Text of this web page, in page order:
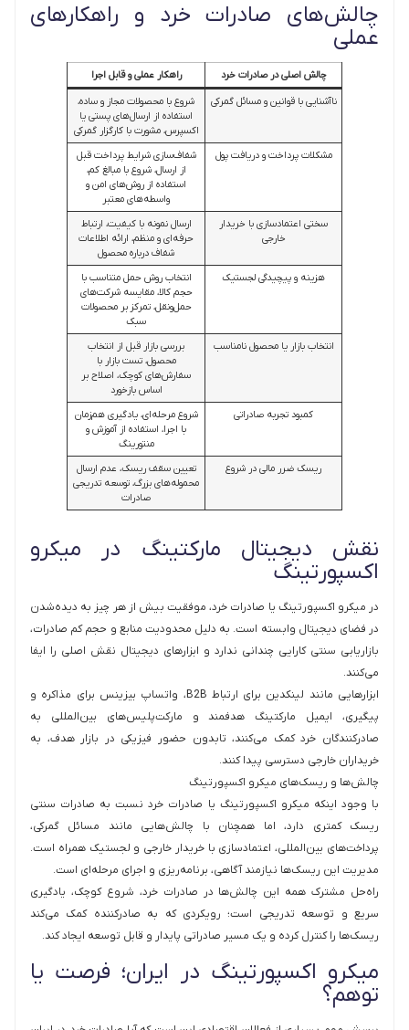
چالش‌های صادرات خرد و راهکارهای
عملی
چالش اصلی در صادرات خرد راهکار عملی و قابل اجرا
ناآشنایی با قوانین و مسائل گمرکی
شروع با محصولات مجاز و ساده،
استفاده از ارسال‌های پستی یا
اکسپرس، مشورت با کارگزار گمرکی
مشکلات پرداخت و دریافت پول
شفاف‌سازی شرایط پرداخت قبل
از ارسال، شروع با مبالغ کم،
استفاده از روش‌های امن و
واسطه‌های معتبر
سختی اعتمادسازی با خریدار
خارجی
ارسال نمونه با کیفیت، ارتباط
حرفه‌ای و منظم، ارائه اطلاعات
شفاف درباره محصول
هزینه و پیچیدگی لجستیک
انتخاب روش حمل متناسب با
حجم کالا، مقایسه شرکت‌های
حمل‌ونقل، تمرکز بر محصولات
سبک
انتخاب بازار یا محصول نامناسب
بررسی بازار قبل از انتخاب
محصول، تست بازار با
سفارش‌های کوچک، اصلاح بر
اساس بازخورد
کمبود تجربه صادراتی
شروع مرحله‌ای، یادگیری هم‌زمان
با اجرا، استفاده از آموزش و
منتورینگ
ریسک ضرر مالی در شروع
تعیین سقف ریسک، عدم ارسال
محموله‌های بزرگ، توسعه تدریجی
صادرات
نقش دیجیتال مارکتینگ در میکرو
اکسپورتینگ
در میکرو اکسپورتینگ یا صادرات خرد، موفقیت بیش از هر چیز به دیده‌شدن
در فضای دیجیتال وابسته است. به دلیل محدودیت منابع و حجم کم صادرات،
بازاریابی سنتی کارایی چندانی ندارد و ابزارهای دیجیتال نقش اصلی را ایفا
می‌کنند.
ابزارهایی مانند لینکدین برای ارتباط B2B، واتساپ بیزینس برای مذاکره و
پیگیری، ایمیل مارکتینگ هدفمند و مارکت‌پلیس‌های بین‌المللی به
صادرکنندگان خرد کمک می‌کنند، تابدون حضور فیزیکی در بازار هدف، به
خریداران خارجی دسترسی پیدا کنند.
چالش‌ها و ریسک‌های میکرو اکسپورتینگ
با وجود اینکه میکرو اکسپورتینگ یا صادرات خرد نسبت به صادرات سنتی
ریسک کمتری دارد، اما همچنان با چالش‌هایی مانند مسائل گمرکی،
پرداخت‌های بین‌المللی، اعتمادسازی با خریدار خارجی و لجستیک همراه است.
مدیریت این ریسک‌ها نیازمند آگاهی، برنامه‌ریزی و اجرای مرحله‌ای است.
راه‌حل مشترک همه این چالش‌ها در صادرات خرد، شروع کوچک، یادگیری
سریع و توسعه تدریجی است؛ رویکردی که به صادرکننده کمک می‌کند
ریسک‌ها را کنترل کرده و یک مسیر صادراتی پایدار و قابل توسعه ایجاد کند.
میکرو اکسپورتینگ در ایران؛ فرصت یا
توهم؟